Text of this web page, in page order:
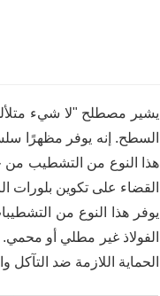
يشير مصطلح "لا شيء
السطح. إنه يوفر مظهرًا
هذا النوع من التشطيب من
القضاء على تكوين
يوفر هذا النوع من
الفولاذ غير مطلي أو
الحماية اللازمة ضد التآكل